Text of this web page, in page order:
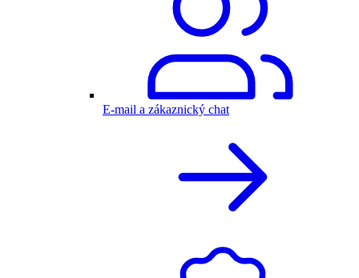
E-mail a zákaznický chat